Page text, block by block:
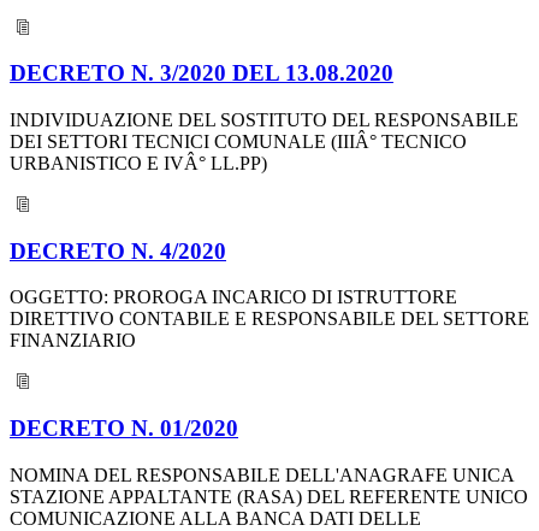
DECRETO N. 3/2020 DEL 13.08.2020
INDIVIDUAZIONE DEL SOSTITUTO DEL RESPONSABILE
DEI SETTORI TECNICI COMUNALE (IIIÂ° TECNICO
URBANISTICO E IVÂ° LL.PP)
DECRETO N. 4/2020
OGGETTO: PROROGA INCARICO DI ISTRUTTORE
DIRETTIVO CONTABILE E RESPONSABILE DEL SETTORE
FINANZIARIO
DECRETO N. 01/2020
NOMINA DEL RESPONSABILE DELL'ANAGRAFE UNICA
STAZIONE APPALTANTE (RASA) DEL REFERENTE UNICO
COMUNICAZIONE ALLA BANCA DATI DELLE